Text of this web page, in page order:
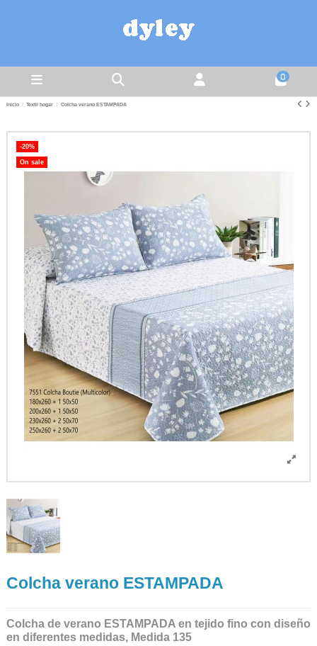
0
Inicio Textil hogar Colcha verano ESTAMPADA
-20%
On sale
Colcha verano ESTAMPADA
Colcha de verano ESTAMPADA en tejido fino con diseño
en diferentes medidas, Medida 135